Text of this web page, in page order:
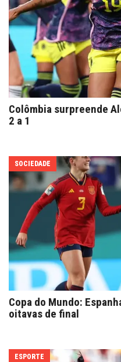
Colômbia surpreende
2 a 1
SOCIEDADE
Copa do Mundo:
oitavas de final
ESPORTE